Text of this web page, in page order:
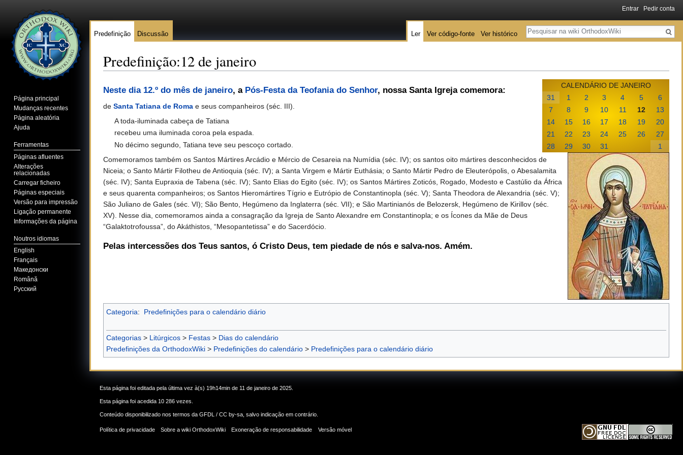
Predefinição:12 de janeiro
CALENDÁRIO DE JANEIRO
31
1 2 3 4 5
6
7
8 9 10 11 12
13
14
15 16 17 18 19
20
21
22 23 24 25 26
27
28
29 30 31 1
Neste dia 12.º do mês de janeiro, a Pós-Festa da Teofania do Senhor, nossa Santa Igreja comemora:
de Santa Tatiana de Roma e seus companheiros (séc. III).
A toda-iluminada cabeça de Tatiana
recebeu uma iluminada coroa pela espada.
No décimo segundo, Tatiana teve seu pescoço cortado.
Comemoramos também os Santos Mártires Arcádio e Mércio de Cesareia na Numídia (séc. IV); os santos oito mártires desconhecidos de
Niceia; o Santo Mártir Filotheu de Antioquia (séc. IV); a Santa Virgem e Mártir Euthásia; o Santo Mártir Pedro de Eleuterópolis, o Abesalamita
(séc. IV); Santa Eupraxia de Tabena (séc. IV); Santo Elias do Egito (séc. IV); os Santos Mártires Zoticós, Rogado, Modesto e Castúlio da África
e seus quarenta companheiros; os Santos Hieromártires Tígrio e Eutrópio de Constantinopla (séc. V); Santa Theodora de Alexandria (séc. V);
São Juliano de Gales (séc. VI); São Bento, Hegúmeno da Inglaterra (séc. VII); e São Martinianós de Belozersk, Hegúmeno de Kirillov (séc.
XV). Nesse dia, comemoramos ainda a consagração da Igreja de Santo Alexandre em Constantinopla; e os Ícones da Mãe de Deus
“Galaktotrofoussa”, do Akáthistos, “Mesopantetissa” e do Sacerdócio.
Pelas intercessões dos Teus santos, ó Cristo Deus, tem piedade de nós e salva-nos. Amém.
Categoria: Predefinições para o calendário diário
Categorias > Litúrgicos > Festas > Dias do calendário
Predefinições da OrthodoxWiki > Predefinições do calendário > Predefinições para o calendário diário
Entrar Pedir conta
Predefinição Discussão Ler Ver código-fonte Ver histórico
Pesquisa
Página principal
Mudanças recentes
Página aleatória
Ajuda
Ferramentas
Páginas afluentes
Alterações
relacionadas
Carregar ficheiro
Páginas especiais
Versão para impressão
Ligação permanente
Informações da página
Noutros idiomas
English
Français
Македонски
Română
Русский
Esta página foi editada pela última vez à(s) 19h14min de 11 de janeiro de 2025.
Esta página foi acedida 10 286 vezes.
Conteúdo disponibilizado nos termos da GFDL / CC by-sa , salvo indicação em contrário.
Política de privacidade Sobre a wiki OrthodoxWiki Exoneração de responsabilidade Versão móvel